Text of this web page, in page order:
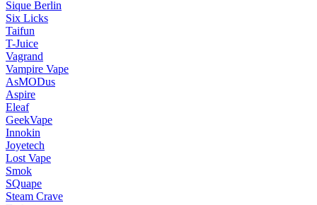
Sique Berlin
Six Licks
Taifun
T-Juice
Vagrand
Vampire Vape
AsMODus
Aspire
Eleaf
GeekVape
Innokin
Joyetech
Lost Vape
Smok
SQuape
Steam Crave